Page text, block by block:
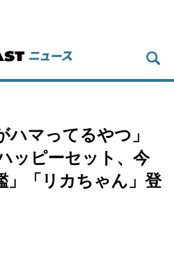
ハマってるやつ」
ッピーセット、今
」「リカちゃん」登